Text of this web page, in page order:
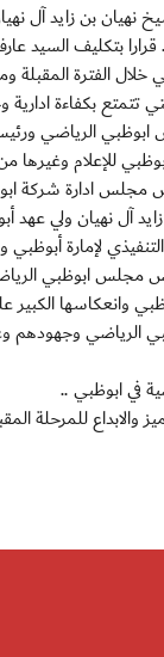
:أصدر سمو الشيخ نهيان
بتكليف السيد
الفترة المقبلة
تتمتع بكفاءة
ابوظبي الرياضي
للإعلام وغيرها من
ادارة شركة
آل نهيان ولي عهد
لإمارة
مجلس ابوظبي
وانعكاسها
وجهودهم
في ابوظبي ..
والابداع للمرحلة